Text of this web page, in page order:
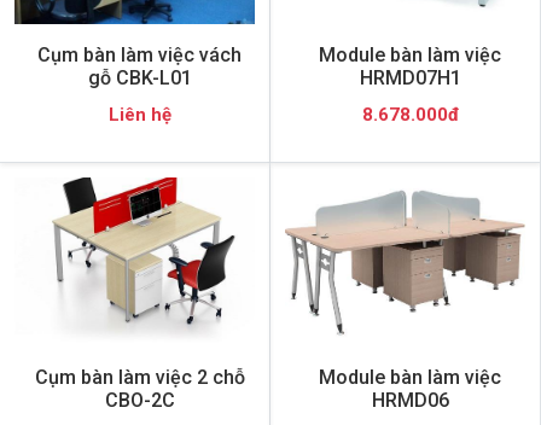
Cụm bàn làm việc vách
gỗ CBK-L01
Liên hệ
Module bàn làm việc
HRMD07H1
8.678.000đ
Cụm bàn làm việc 2 chỗ
CBO-2C
Module bàn làm việc
HRMD06